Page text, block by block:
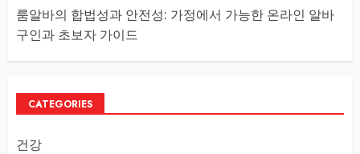
룸알바의 합법성과 안전성: 가정에서 가능한 온라인 알바
구인과 초보자 가이드
CATEGORIES
건강